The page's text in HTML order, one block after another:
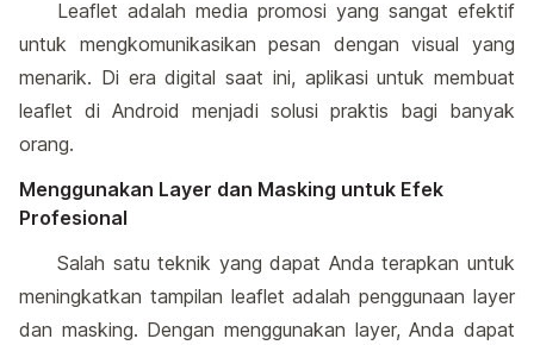
Leaflet adalah media promosi yang sangat efektif
untuk mengkomunikasikan pesan dengan visual yang
menarik. Di era digital saat ini, aplikasi untuk membuat
leaflet di Android menjadi solusi praktis bagi banyak
orang.
Menggunakan Layer dan Masking untuk Efek
Profesional
Salah satu teknik yang dapat Anda terapkan untuk
meningkatkan tampilan leaflet adalah penggunaan layer
dan masking. Dengan menggunakan layer, Anda dapat